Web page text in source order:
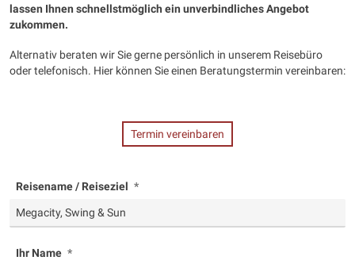
lassen Ihnen schnellstmöglich ein unverbindliches Angebot
zukommen.
Alternativ beraten wir Sie gerne persönlich in unserem Reisebüro
oder telefonisch. Hier können Sie einen Beratungstermin vereinbaren:
Termin vereinbaren
Reisename / Reiseziel
Ihr Name